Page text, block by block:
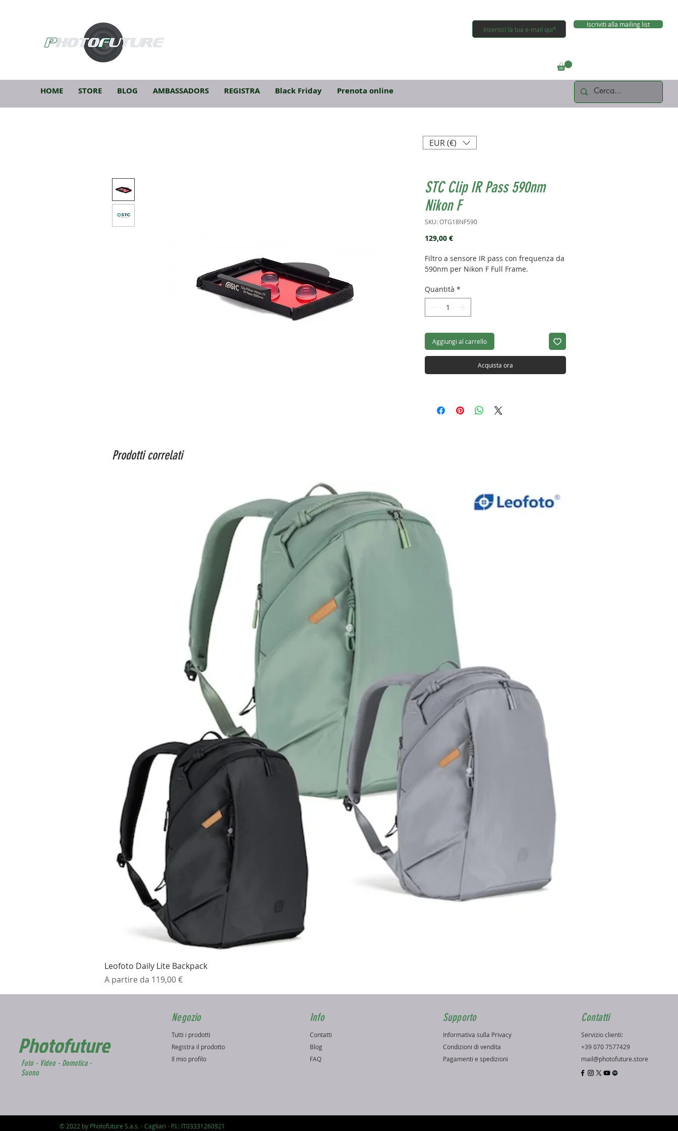
HOME STORE BLOG AMBASSADORS REGISTRA Black Friday Prenota online
Iscriviti alla mailing list
STC Clip IR Pass 590nm
Nikon F
SKU: OTG18NF590
129,00 €Prezzo
Filtro a sensore IR pass con frequenza da
590nm per Nikon F Full Frame.
Quantità *
Aggiungi al carrello
Acquista ora
EUR (€)
Prodotti correlati
Leofoto Daily Lite Backpack
A partire da 119,00 €
Prezzo scontato
Photofuture
Foto - Video - Domotica -
Suono
Negozio
Tutti i prodotti
Registra il prodotto
Il mio profilo
Info
Contatti
Blog
FAQ
Supporto
Informativa sulla Privacy
Condizioni di vendita
Pagamenti e spedizioni
Contatti
Servizio clienti:
+39 070 7577429
mail@photofuture.store
© 2022 by Photofuture S.a.s. - Cagliari - P.I.: IT03331260921